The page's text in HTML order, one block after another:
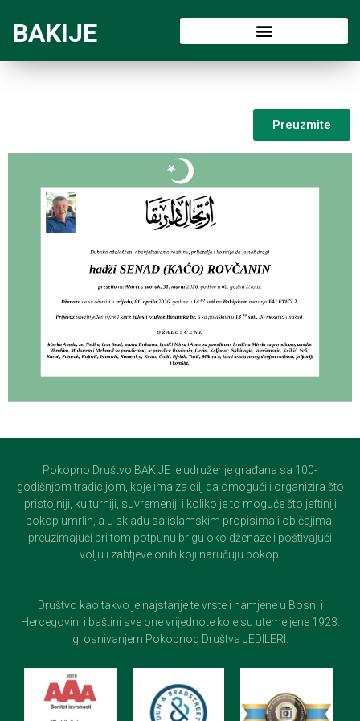
BAKIJE
Preuzmite
Pokopno Društvo BAKIJE je udruženje građana sa 100-
godišnjom tradicijom, koje ima za cilj da omogući i organizira što
pristojniji, kulturniji, suvremeniji i koliko je to moguće što jeftiniji
pokop umrlih, a u skladu sa islamskim propisima i običajima,
preuzimajući pri tom potpunu brigu oko dženaze i poštivajući
volju i zahtjeve onih koji naručuju pokop.
Društvo kao takvo je najstarije te vrste i namjene u Bosni i
Hercegovini i baštini sve one vrijednote koje su utemeljene 1923.
g. osnivanjem Pokopnog Društva JEDILERI.